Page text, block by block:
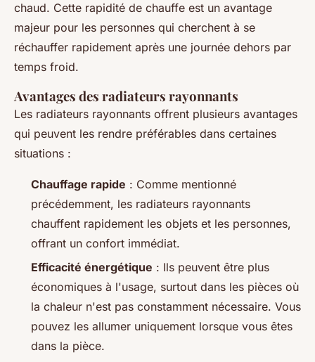
chaud. Cette rapidité de chauffe est un avantage
majeur pour les personnes qui cherchent à se
réchauffer rapidement après une journée dehors par
temps froid.
Avantages des radiateurs rayonnants
Les radiateurs rayonnants offrent plusieurs avantages
qui peuvent les rendre préférables dans certaines
situations :
Chauffage rapide : Comme mentionné
précédemment, les radiateurs rayonnants
chauffent rapidement les objets et les personnes,
offrant un confort immédiat.
Efficacité énergétique : Ils peuvent être plus
économiques à l'usage, surtout dans les pièces où
la chaleur n'est pas constamment nécessaire. Vous
pouvez les allumer uniquement lorsque vous êtes
dans la pièce.